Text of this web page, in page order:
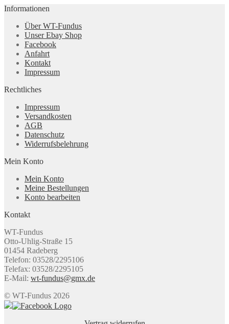
Informationen
Über WT-Fundus
Unser Ebay Shop
Facebook
Anfahrt
Kontakt
Impressum
Rechtliches
Impressum
Versandkosten
AGB
Datenschutz
Widerrufsbelehrung
Mein Konto
Mein Konto
Meine Bestellungen
Konto bearbeiten
Kontakt
WT-Fundus
Otto-Uhlig-Straße 15
01454 Radeberg
Telefon: 03528/2295106
Telefax: 03528/2295105
E-Mail: wt-fundus@gmx.de
© WT-Fundus 2026